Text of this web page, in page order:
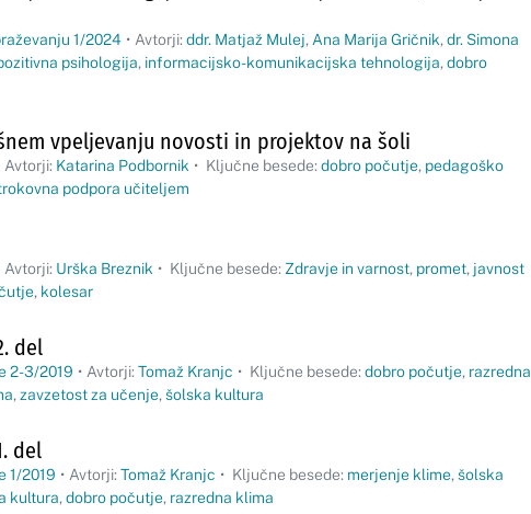
1/2024 • Avtorji: ddr. Matjaž Mulej, Ana Marija Gričnik, dr. Simona
psihologija, informacijsko-komunikacijska tehnologija, dobro
vpeljevanju novosti in projektov na šoli
Avtorji: Katarina Podbornik • Ključne besede: dobro počutje, pedagoško
podpora učiteljem
Avtorji: Urška Breznik • Ključne besede: Zdravje in varnost, promet, javnost
, kolesar
del
2-3/2019 • Avtorji: Tomaž Kranjc • Ključne besede: dobro počutje, razredna
, zavzetost za učenje, šolska kultura
del
1/2019 • Avtorji: Tomaž Kranjc • Ključne besede: merjenje klime, šolska
kultura, dobro počutje, razredna klima